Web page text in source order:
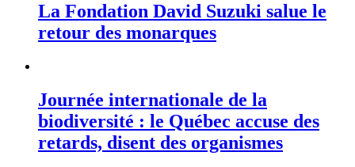
La Fondation David Suzuki salue le
retour des monarques
Journée internationale de la
biodiversité : le Québec accuse des
retards, disent des organismes